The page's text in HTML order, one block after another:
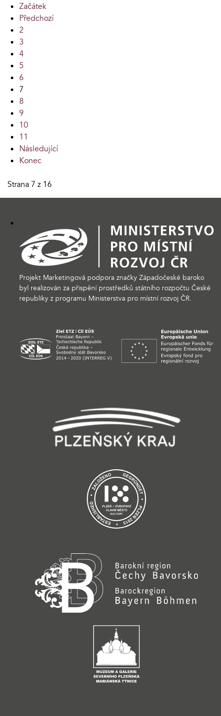
Začátek
Předchozí
2
3
4
5
6
7
8
9
10
11
Následující
Konec
Strana 7 z 16
Projekt Marketingová podpora značky Západočeské baroko
byl realizován za přispění prostředků státního rozpočtu České
republiky z programu Ministerstva pro místní rozvoj ČR.